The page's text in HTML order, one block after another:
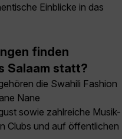
Einblicke in das
finden
Salaam statt?
die Swahili Fashion
Nane
sowie zahlreiche Musik-
Clubs und auf öffentlichen